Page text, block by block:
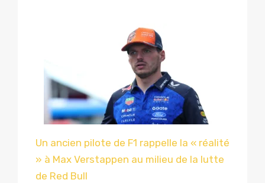
Un ancien pilote de F1 rappelle la « réalité
» à Max Verstappen au milieu de la lutte
de Red Bull